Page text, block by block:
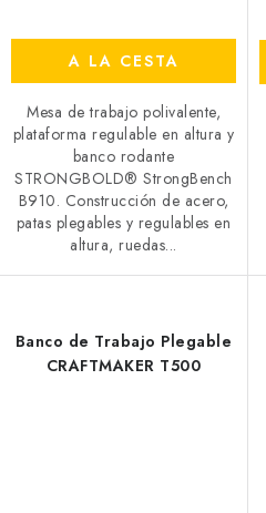
A LA CESTA
Mesa de trabajo polivalente,
plataforma regulable en altura y
banco rodante
STRONGBOLD® StrongBench
B910. Construcción de acero,
patas plegables y regulables en
altura, ruedas...
Banco de Trabajo Plegable
CRAFTMAKER T500